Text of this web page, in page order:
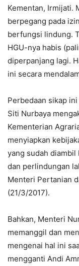
Kementan, Irmijati.
berpegang pada
berfungsi lindung.
HGU-nya habis
diperpanjang lagi.
ini secara
Perbedaan sikap
Siti Nurbaya
Kementerian
menyiapkan
yang sudah diambil
dan perlindungan
Menteri Pertanian
(21/3/2017).
Bahkan, Menteri
memanggil dan
mengenai hal ini
mengganti Andi